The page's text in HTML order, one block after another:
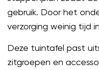
gebruik. Door het
verzorging weinig tijd
Deze tuintafel past
zitgroepen en